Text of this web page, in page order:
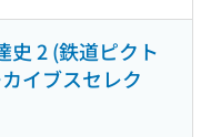
史 2 (鉄道ピクト
イブスセレク